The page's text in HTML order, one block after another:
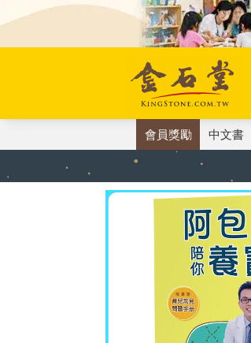
會員獎勵 中文書